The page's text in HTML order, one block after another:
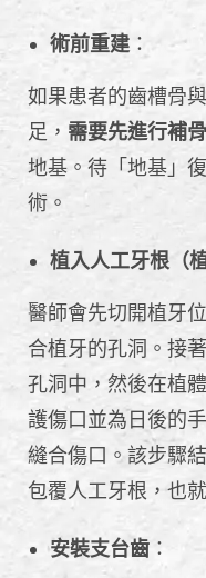
術前重建：
如果患者的齒槽骨
足， 需要先進行補
地基。待「地基」
術。
植入人工牙根（植
醫師會先切開植牙
合植牙的孔洞。接
孔洞中，然後在植
護傷口並為日後的
縫合傷口。該步驟
包覆人工牙根，也
安裝支台齒 ：